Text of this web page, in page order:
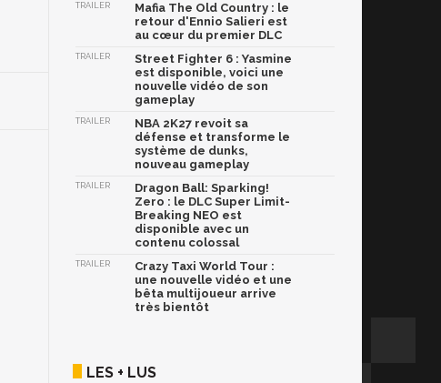
TRAILER
Mafia The Old Country : le
retour d'Ennio Salieri est
au cœur du premier DLC
TRAILER
Street Fighter 6 : Yasmine
est disponible, voici une
nouvelle vidéo de son
gameplay
TRAILER
NBA 2K27 revoit sa
défense et transforme le
système de dunks,
nouveau gameplay
TRAILER
Dragon Ball: Sparking!
Zero : le DLC Super Limit-
Breaking NEO est
disponible avec un
contenu colossal
TRAILER
Crazy Taxi World Tour :
une nouvelle vidéo et une
bêta multijoueur arrive
très bientôt
LES + LUS